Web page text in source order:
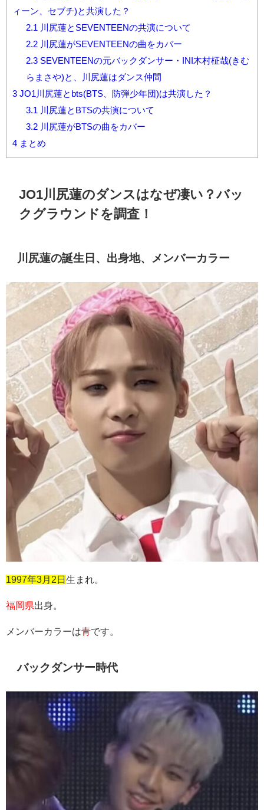
ィーン、セブチ)と共演した？
2.1 川尻蓮とSEVENTEENの共演について
2.2川尻蓮がSEVENTEENの曲をカバー
2.3SEVENTEENの元バックダンサー・INI木村柾哉(きむ
らまさや)と、川尻蓮はダンス仲間
3 JO1川尻蓮とbts(BTS、防弾少年団)は共演した？
3.1 川尻蓮とBTSの共演について
3.2川尻蓮がBTSの曲をカバー
4 まとめ
JO1川尻蓮のダンスはなぜ凄い？バッ
クグラウンドを調査！
川尻蓮の誕生日、出身地、メンバーカラー
1997年3月2日 生まれ。
福岡県出身。
メンバーカラーは青です。
バックダンサー時代